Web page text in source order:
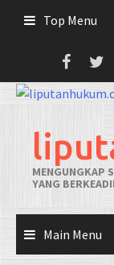
Top Menu
MENGUNGKAP
YANG
Main Menu